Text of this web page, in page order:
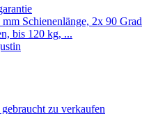
Schienenlänge, 2x 90
bis 120 kg, ...